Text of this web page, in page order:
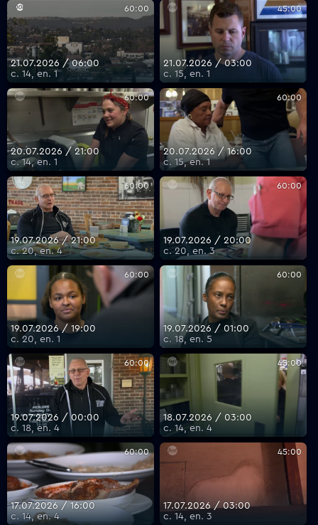
60:00
21.07.2026 / 06:00
с. 14, еп. 1
45:00
21.07.2026 / 03:00
с. 15, еп. 1
60:00
20.07.2026 / 21:00
с. 14, еп. 1
60:00
20.07.2026 / 16:00
с. 15, еп. 1
60:00
19.07.2026 / 21:00
с. 20, еп. 4
60:00
19.07.2026 / 20:00
с. 20, еп. 3
60:00
19.07.2026 / 19:00
с. 20, еп. 1
60:00
19.07.2026 / 01:00
с. 18, еп. 5
60:00
19.07.2026 / 00:00
с. 18, еп. 4
45:00
18.07.2026 / 03:00
с. 14, еп. 4
60:00
17.07.2026 / 16:00
с. 14, еп. 4
45:00
17.07.2026 / 03:00
с. 14, еп. 3